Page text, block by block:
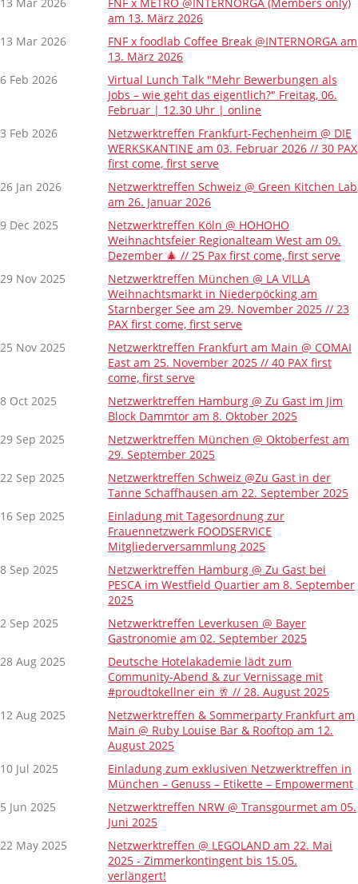
am 13. März 2026
13 Mar 2026
FNF x foodlab Coffee Break @INTERNORGA am
13. März 2026
6 Feb 2026
Virtual Lunch Talk "Mehr Bewerbungen als
Jobs – wie geht das eigentlich?" Freitag, 06.
Februar | 12.30 Uhr | online
3 Feb 2026
Netzwerktreffen Frankfurt-Fechenheim @ DIE
WERKSKANTINE am 03. Februar 2026 // 30 PAX
first come, first serve
26 Jan 2026
Netzwerktreffen Schweiz @ Green Kitchen Lab
am 26. Januar 2026
9 Dec 2025
Netzwerktreffen Köln @ HOHOHO
Weihnachtsfeier Regionalteam West am 09.
Dezember 🎄 // 25 Pax first come, first serve
29 Nov 2025
Netzwerktreffen München @ LA VILLA
Weihnachtsmarkt in Niederpöcking am
Starnberger See am 29. November 2025 // 23
PAX first come, first serve
25 Nov 2025
Netzwerktreffen Frankfurt am Main @ COMAI
East am 25. November 2025 // 40 PAX first
come, first serve
8 Oct 2025
Netzwerktreffen Hamburg @ Zu Gast im Jim
Block Dammtor am 8. Oktober 2025
29 Sep 2025
Netzwerktreffen München @ Oktoberfest am
29. September 2025
22 Sep 2025
Netzwerktreffen Schweiz @Zu Gast in der
Tanne Schaffhausen am 22. September 2025
16 Sep 2025
Einladung mit Tagesordnung zur
Frauennetzwerk FOODSERVICE
Mitgliederversammlung 2025
8 Sep 2025
Netzwerktreffen Hamburg @ Zu Gast bei
PESCA im Westfield Quartier am 8. September
2025
2 Sep 2025
Netzwerktreffen Leverkusen @ Bayer
Gastronomie am 02. September 2025
28 Aug 2025
Deutsche Hotelakademie lädt zum
Community-Abend & zur Vernissage mit
#proudtokellner ein 🥂 // 28. August 2025
12 Aug 2025
Netzwerktreffen & Sommerparty Frankfurt am
Main @ Ruby Louise Bar & Rooftop am 12.
August 2025
10 Jul 2025
Einladung zum exklusiven Netzwerktreffen in
München – Genuss – Etikette – Empowerment
5 Jun 2025
Netzwerktreffen NRW @ Transgourmet am 05.
Juni 2025
22 May 2025
Netzwerktreffen @ LEGOLAND am 22. Mai
2025 - Zimmerkontingent bis 15.05.
verlängert!